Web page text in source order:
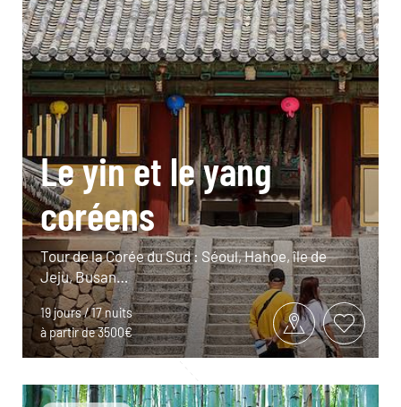
Le yin et le yang
coréens
Tour de la Corée du Sud : Séoul, Hahoe, île de
Jeju, Busan…
19 jours / 17 nuits
à partir de 3500€